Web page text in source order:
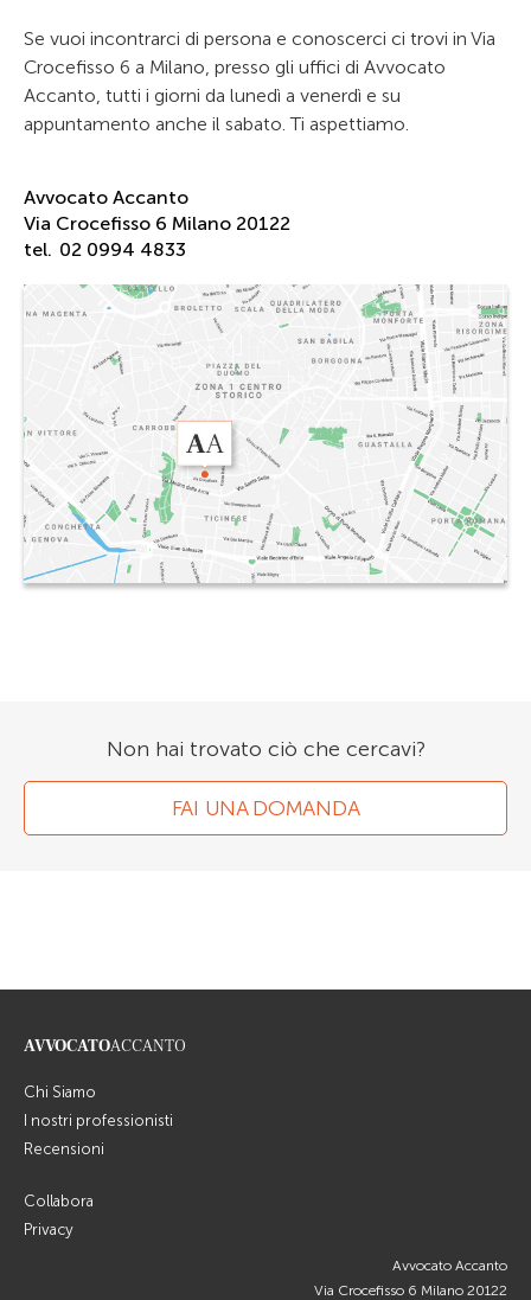
Se vuoi incontrarci di persona e conoscerci ci trovi in Via
Crocefisso 6 a Milano, presso gli uffici di Avvocato
Accanto, tutti i giorni da lunedì a venerdì e su
appuntamento anche il sabato. Ti aspettiamo.
Avvocato Accanto
Via Crocefisso 6 Milano 20122
tel. 02 0994 4833
Non hai trovato ciò che cercavi?
FAI UNA DOMANDA
AVVOCATOACCANTO
Chi Siamo
I nostri professionisti
Recensioni
Collabora
Privacy
Avvocato Accanto
Via Crocefisso 6 Milano 20122